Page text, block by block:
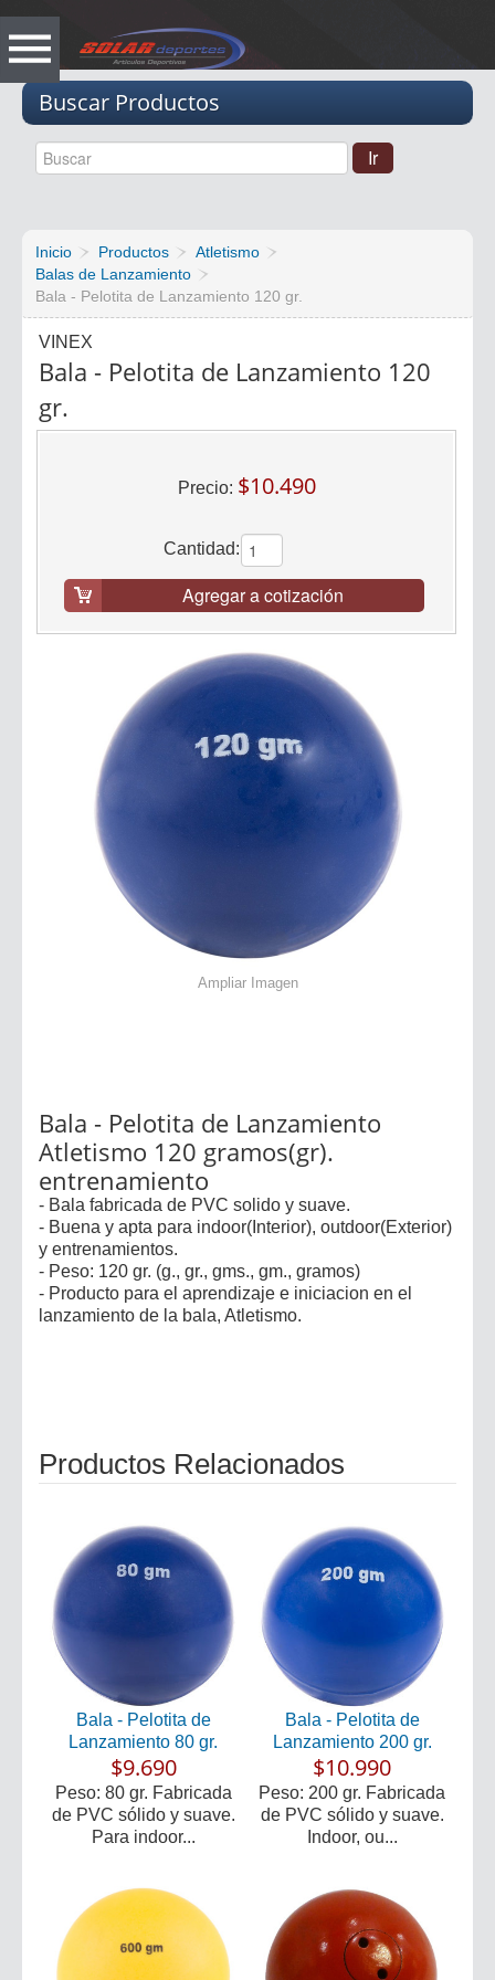
Buscar Productos
Inicio Productos
Atletismo
Balas de Lanzamiento
Bala - Pelotita de Lanzamiento 120 gr.
VINEX
Bala - Pelotita de Lanzamiento 120
gr.
Precio: $10.490
Cantidad:
Agregar a cotización
Ampliar Imagen
Bala - Pelotita de Lanzamiento
Atletismo 120 gramos(gr).
entrenamiento
- Bala fabricada de PVC solido y suave.
- Buena y apta para indoor(Interior), outdoor(Exterior)
y entrenamientos.
- Peso: 120 gr. (g., gr., gms., gm., gramos)
- Producto para el aprendizaje e iniciacion en el
lanzamiento de la bala, Atletismo.
Productos Relacionados
Bala - Pelotita de
Lanzamiento 80 gr.
$9.690
Peso: 80 gr. Fabricada
de PVC sólido y suave.
Para indoor...
Bala - Pelotita de
Lanzamiento 200 gr.
$10.990
Peso: 200 gr. Fabricada
de PVC sólido y suave.
Indoor, ou...